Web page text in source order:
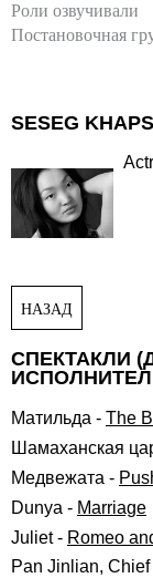
Роли озвучивали
Постановочная
SESEG
НАЗАД
СПЕКТАКЛИ
Матильда - The
Шамаханская
Медвежата -
Dunya - Marriage
Juliet- Romeo
Pan Jinlian,